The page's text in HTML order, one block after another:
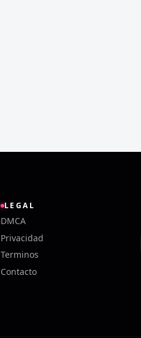
LEGAL
DMCA
Privacidad
Terminos
Contacto